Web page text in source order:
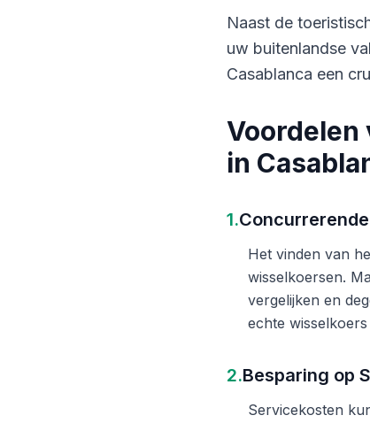
Naast de
uw buitenlandse
Casablanca een
Voordelen
in
1.
Het vinden van
wisselkoersen.
vergelijken en
echte
2.Besparing op
Servicekosten